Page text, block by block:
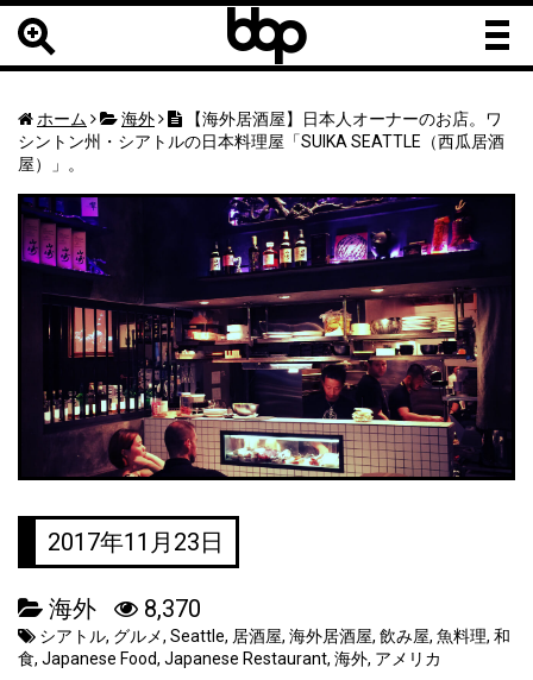
bbb
ホーム 海外
【海外居酒屋】日本人オーナーのお店。ワ
シントン州・シアトルの日本料理屋「SUIKA SEATTLE（西瓜居酒
屋）」。
2017年11月23日
海外 8,370
シアトル, グルメ, Seattle, 居酒屋, 海外居酒屋, 飲み屋, 魚料理, 和
食, Japanese Food, Japanese Restaurant, 海外, アメリカ